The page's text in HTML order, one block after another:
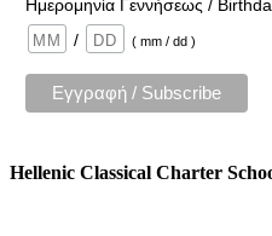
Ημερομηνία Γεννήσεως /
/
( mm / dd )
Hellenic Classical Charter